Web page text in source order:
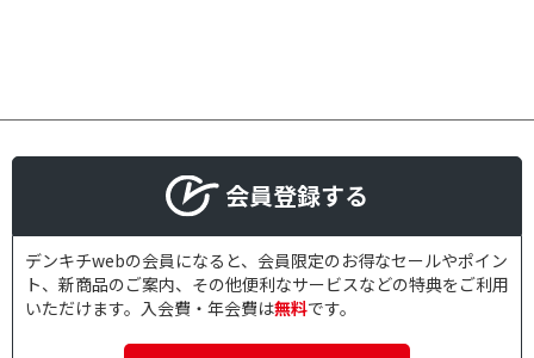
会員登録する
デンキチwebの会員になると、会員限定のお得なセールやポイン
ト、新商品のご案内、その他便利なサービスなどの特典をご利用
いただけます。入会費・年会費は無料です。